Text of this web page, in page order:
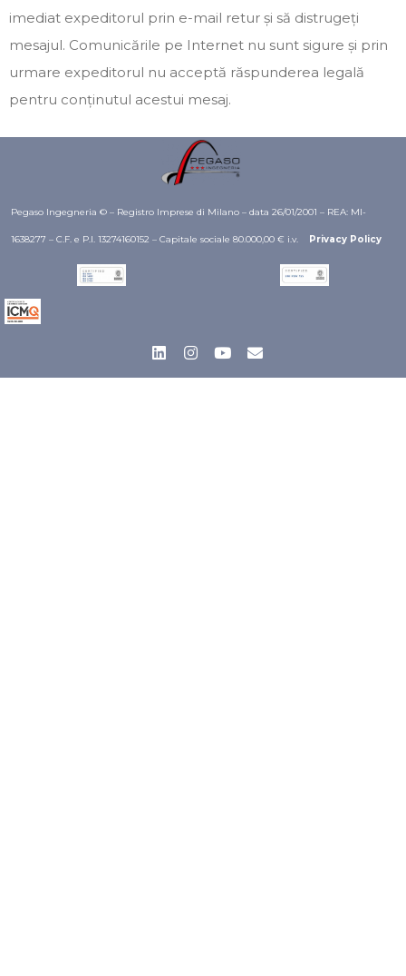
imediat expeditorul prin e-mail retur și să distrugeți
mesajul. Comunicările pe Internet nu sunt sigure și prin
urmare expeditorul nu acceptă răspunderea legală
pentru conținutul acestui mesaj.
Pegaso Ingegneria © – Registro Imprese di Milano – data 26/01/2001 – REA: MI-
1638277 – C.F. e P.I. 13274160152 – Capitale sociale 80.000,00 € i.v. Privacy Policy